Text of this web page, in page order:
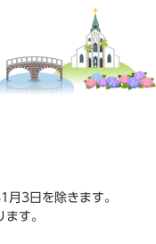
3日を除きます。
す。